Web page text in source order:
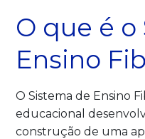
O que é
Ensino
O Sistema de Ensino
educacional
construção de uma